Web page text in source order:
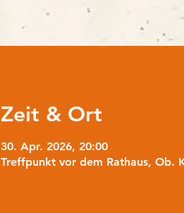
Zeit & Ort
30. Apr. 2026, 20:00
Treffpunkt vor dem Rathaus, Ob.